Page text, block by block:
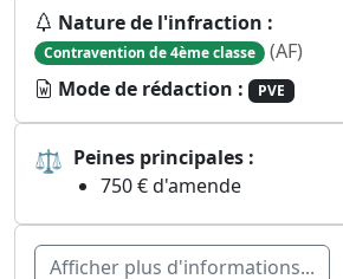
Nature de l'infraction :
Contravention de 4ème classe (AF)
Mode de rédaction :
PVE
⚖ Peines principales :
750 € d'amende
Afficher plus d'informations...